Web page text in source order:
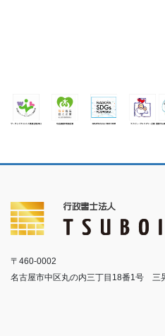
〒460-0002
名古屋市中区丸の内三丁目18番1号 三